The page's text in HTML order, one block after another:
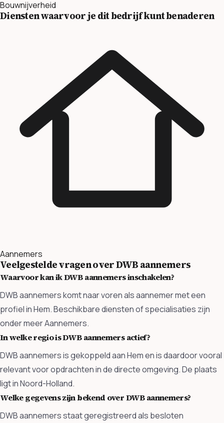
Bouwnijverheid
Diensten waarvoor je dit bedrijf kunt benaderen
Aannemers
Veelgestelde vragen over DWB aannemers
Waarvoor kan ik DWB aannemers inschakelen?
DWB aannemers komt naar voren als aannemer met een
profiel in Hem. Beschikbare diensten of specialisaties zijn
onder meer Aannemers.
In welke regio is DWB aannemers actief?
DWB aannemers is gekoppeld aan Hem en is daardoor vooral
relevant voor opdrachten in de directe omgeving. De plaats
ligt in Noord-Holland.
Welke gegevens zijn bekend over DWB aannemers?
DWB aannemers staat geregistreerd als besloten